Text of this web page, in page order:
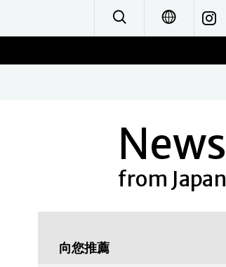
Français
News
from Japan
向您推薦